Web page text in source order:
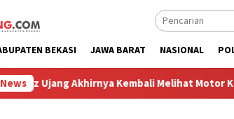
BEKASI JAWA BARAT NASIONAL
Kembali Melihat Motor Kesayangannya